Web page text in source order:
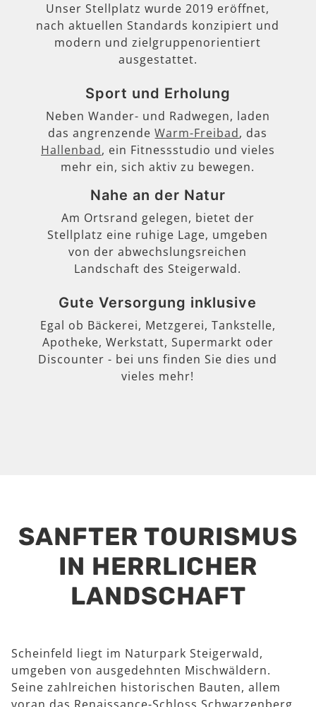
Unser Stellplatz wurde 2019 eröffnet,
nach aktuellen Standards konzipiert und
modern und zielgruppenorientiert
ausgestattet.
Sport und Erholung
Neben Wander- und Radwegen, laden
das angrenzendeWarm-Freibad, das
Hallenbad, ein Fitnessstudio und vieles
mehr ein, sich aktiv zu bewegen.
Nahe an der Natur
Am Ortsrand gelegen, bietet der
Stellplatz eine ruhige Lage, umgeben
von der abwechslungsreichen
Landschaft des Steigerwald.
Gute Versorgung inklusive
Egal ob Bäckerei, Metzgerei, Tankstelle,
Apotheke, Werkstatt, Supermarkt oder
Discounter - bei uns finden Sie dies und
vieles mehr!
SANFTER TOURISMUS
IN HERRLICHER
LANDSCHAFT
Scheinfeld liegt im Naturpark Steigerwald,
umgeben von ausgedehnten Mischwäldern.
Seine zahlreichen historischen Bauten, allem